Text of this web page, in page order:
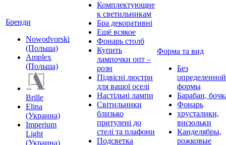
Бренди
Nowodvorski
(Польша)
Amplex
(Польша)
Brille
Elina
(Украина)
Imperium
Light
(Украина)
Комплектующие
к светильникам
Бра декоративні
Ещё всякое
Фонарь столб
Купить
лампочки опт –
розн
Підвісні люстри
для вашої оселі
Настільні лампи
Світильники
близько
притулені до
стелі та плафони
Подсветка
Форма та вид
Без
определенной
формы
Барабан,
Фонарь
хрусталики,
висюльки
Канделябры,
рожковые